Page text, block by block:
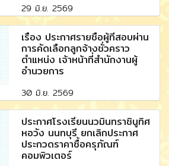
29 มิ.ย. 2569
เรื่อง ประกาศรายชื่อผู้ที่สอบผ่าน
การคัดเลือกลูกจ้างชั่วคราว
ตำแหน่ง เจ้าหน้าที่สำนักงานผู้
อำนวยการ
30 มิ.ย. 2569
ประกาศโรงเรียนนวมินทราชินูทิศ
หอวัง นนทบุรี ยกเลิกประกาศ
ประกวดราคาซื้อครุภัณฑ์
คอมพิวเตอร์